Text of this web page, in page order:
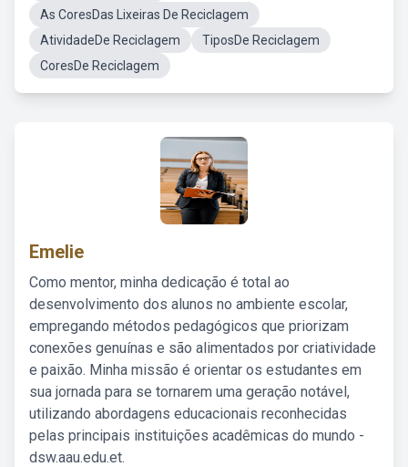
As CoresDas Lixeiras De Reciclagem
AtividadeDe Reciclagem
TiposDe Reciclagem
CoresDe Reciclagem
Emelie
Como mentor, minha dedicação é total ao
desenvolvimento dos alunos no ambiente escolar,
empregando métodos pedagógicos que priorizam
conexões genuínas e são alimentados por criatividade
e paixão. Minha missão é orientar os estudantes em
sua jornada para se tornarem uma geração notável,
utilizando abordagens educacionais reconhecidas
pelas principais instituições acadêmicas do mundo -
dsw.aau.edu.et.